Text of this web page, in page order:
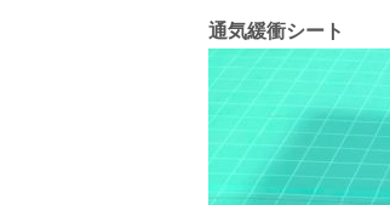
通気緩衝シート